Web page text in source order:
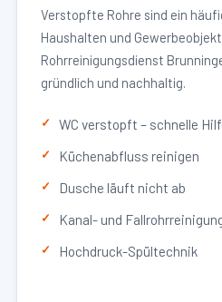
Verstopfte Rohre sind ein
Haushalten und
Rohrreinigungsdienst
gründlich und nachhaltig.
WC verstopft – schnelle
Küchenabfluss reinigen
Dusche läuft nicht ab
Kanal- und
Hochdruck-Spültechnik